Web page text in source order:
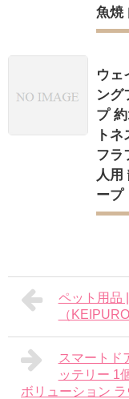
魚焼
ウェ
ング
プ
ト
フラ
人用
ープ
ペット用品
（KEIPURO
スマートド
ッテリー 1
ボリューション